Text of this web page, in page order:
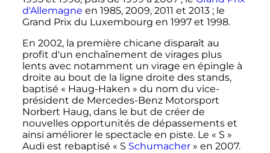
d'Allemagne en 1985, 2009, 2011 et 2013 ; le
Grand Prix du Luxembourg en 1997 et 1998.
En 2002, la première chicane disparaît au
profit d'un enchaînement de virages plus
lents avec notamment un virage en épingle à
droite au bout de la ligne droite des stands,
baptisé « Haug-Haken » du nom du vice-
président de Mercedes-Benz Motorsport
Norbert Haug, dans le but de créer de
nouvelles opportunités de dépassements et
ainsi améliorer le spectacle en piste. Le « S »
Audi est rebaptisé « S Schumacher » en 2007.